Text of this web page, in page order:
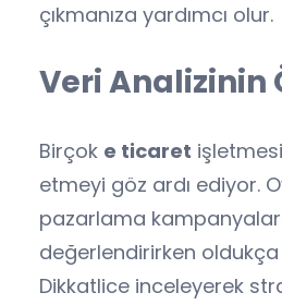
çıkmanıza yardımcı olur.
Veri Analizinin
Birçok e ticaret
etmeyi göz ardı ediyor.
pazarlama
değerlendirirken
Dikkatlice inceleyerek